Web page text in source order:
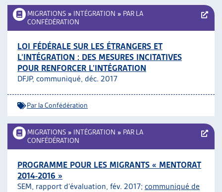
MIGRATIONS » INTÉGRATION » PAR LA
CONFÉDÉRATION
LOI FÉDÉRALE SUR LES ÉTRANGERS ET
L’INTÉGRATION : DES MESURES INCITATIVES
POUR RENFORCER L’INTÉGRATION
DFJP, communiqué, déc. 2017
Par la Confédération
MIGRATIONS » INTÉGRATION » PAR LA
CONFÉDÉRATION
PROGRAMME POUR LES MIGRANTS « MENTORAT
2014-2016 »
SEM, rapport d’évaluation, fév. 2017; communiqué de